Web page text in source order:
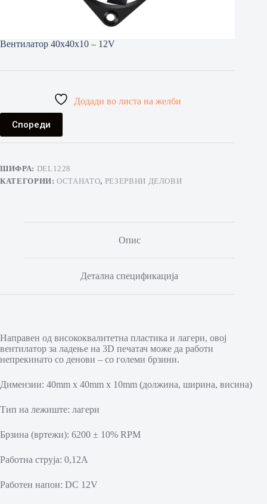
Вентилатор 40x40x10 – 12V
Додади во листа на желби
Спореди
ШИФРА: DEL1228
КАТЕГОРИИ:ОСТАНАТО, РЕЗЕРВНИ ДЕЛОВИ
Опис
Детална спецификација
Направен од висококвалитетна пластика и лагери, овој
вентилатор за ладење на 3D печатач може да работи
непрекинато со денови – со големи брзини.
Димензии: 40mm x 40mm x 10mm (должина, ширина, висина)
Тип на лежиште: лагери
Брзина (вртежи): 6200 ± 10% RPM
Работна струја: 0,12А
Работен напон: DC 12V